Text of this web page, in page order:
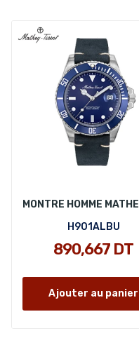
H901ALBU
890,667 DT
Ajouter au panier